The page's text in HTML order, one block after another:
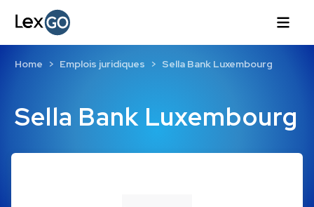
Sella Bank Luxembourg
Home Emplois juridiques Sella Bank Luxembourg